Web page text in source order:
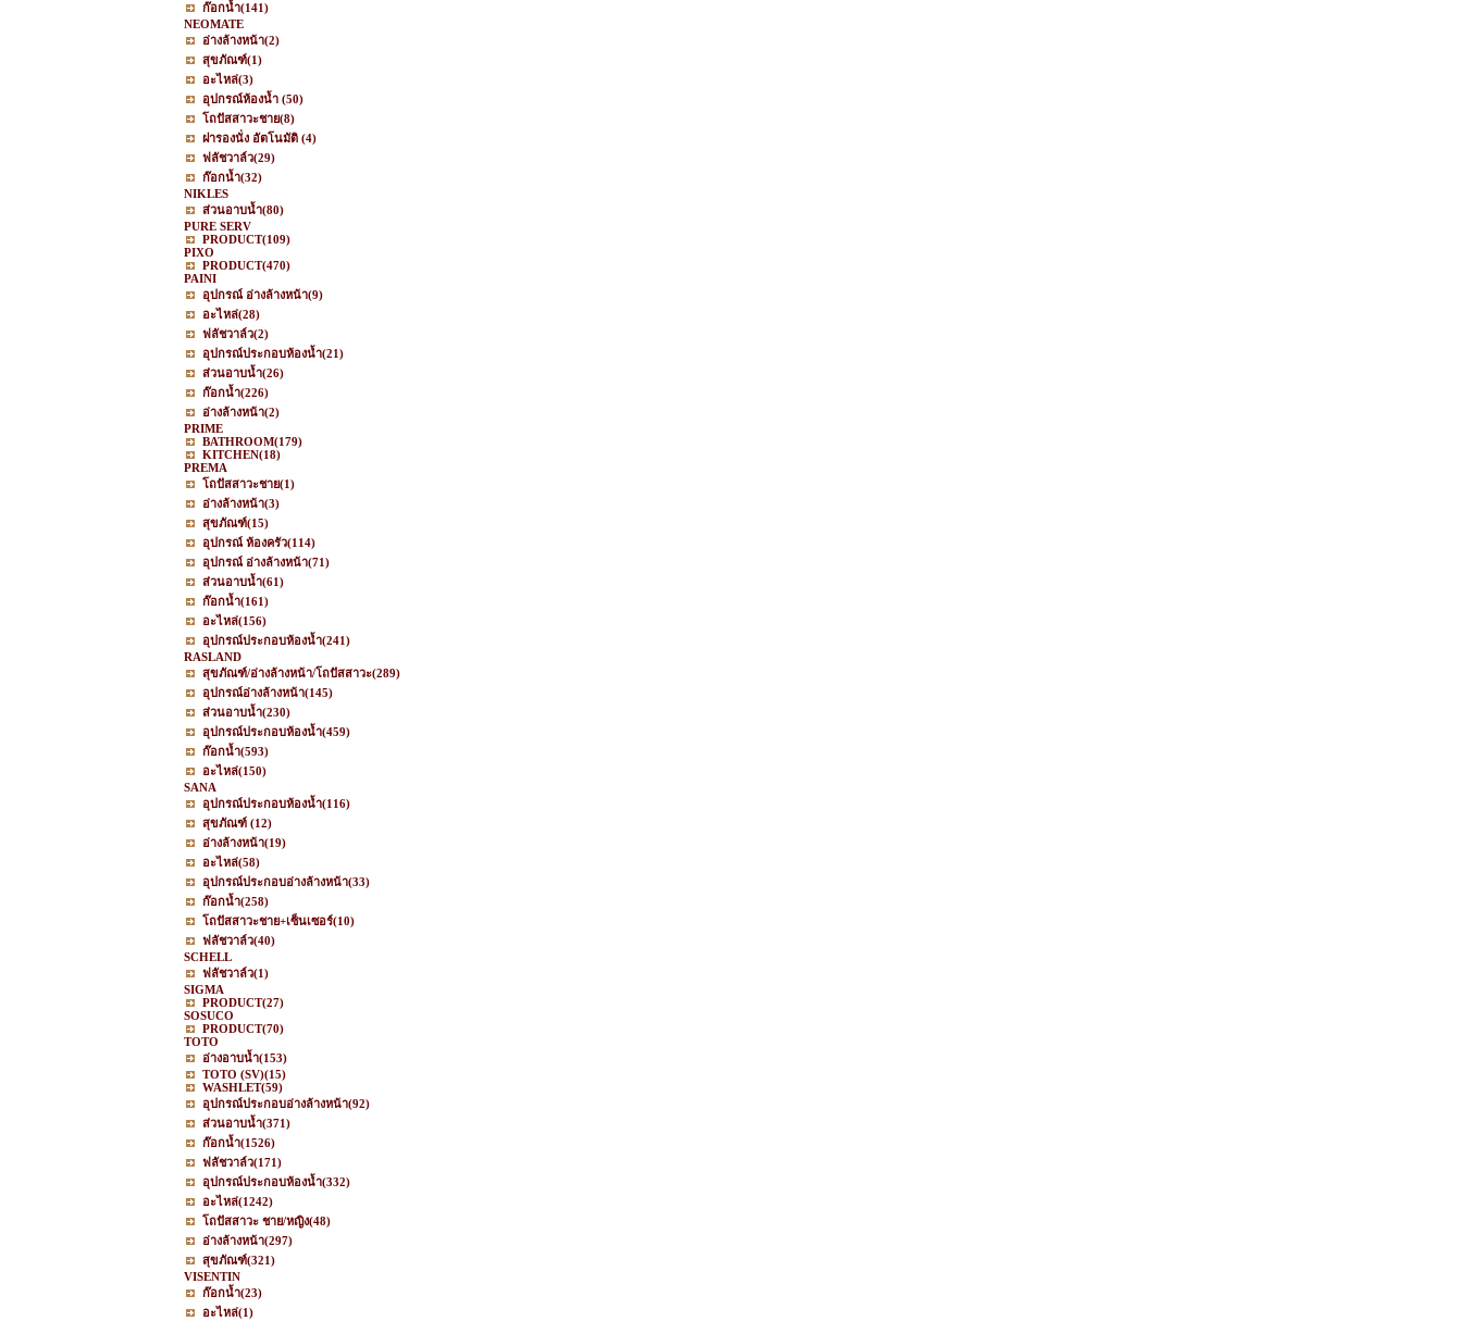
ก๊อกน้ำ(141)
NEOMATE
อ่างล้างหน้า(2)
สุขภัณฑ์(1)
อะไหล่(3)
อุปกรณ์ห้องน้ำ (50)
โถปัสสาวะชาย(8)
ฝารองนั่ง อัตโนมัติ (4)
ฟลัชวาล์ว(29)
ก๊อกน้ำ(32)
NIKLES
ส่วนอาบน้ำ(80)
PURE SERV
PRODUCT(109)
PIXO
PRODUCT(470)
PAINI
อุปกรณ์ อ่างล้างหน้า(9)
อะไหล่(28)
ฟลัชวาล์ว(2)
อุปกรณ์ประกอบห้องน้ำ(21)
ส่วนอาบน้ำ(26)
ก๊อกน้ำ(226)
อ่างล้างหน้า(2)
PRIME
BATHROOM(179)
KITCHEN(18)
PREMA
โถปัสสาวะชาย(1)
อ่างล้างหน้า(3)
สุขภัณฑ์(15)
อุปกรณ์ ห้องครัว(114)
อุปกรณ์ อ่างล้างหน้า(71)
ส่วนอาบน้ำ(61)
ก๊อกน้ำ(161)
อะไหล่(156)
อุปกรณ์ประกอบห้องน้ำ(241)
RASLAND
สุขภัณฑ์/อ่างล้างหน้า/โถปัสสาวะ(289)
อุปกรณ์อ่างล้างหน้า(145)
ส่วนอาบน้ำ(230)
อุปกรณ์ประกอบห้องน้ำ(459)
ก๊อกน้ำ(593)
อะไหล่(150)
SANA
อุปกรณ์ประกอบห้องน้ำ(116)
สุขภัณฑ์ (12)
อ่างล้างหน้า(19)
อะไหล่(58)
อุปกรณ์ประกอบอ่างล้างหน้า(33)
ก๊อกน้ำ(258)
โถปัสสาวะชาย+เซ็นเซอร์(10)
ฟลัชวาล์ว(40)
SCHELL
ฟลัชวาล์ว(1)
SIGMA
PRODUCT(27)
SOSUCO
PRODUCT(70)
TOTO
อ่างอาบน้ำ(153)
TOTO (SV)(15)
WASHLET(59)
อุปกรณ์ประกอบอ่างล้างหน้า(92)
ส่วนอาบน้ำ(371)
ก๊อกน้ำ(1526)
ฟลัชวาล์ว(171)
อุปกรณ์ประกอบห้องน้ำ(332)
อะไหล่(1242)
โถปัสสาวะ ชาย/หญิง(48)
อ่างล้างหน้า(297)
สุขภัณฑ์(321)
VISENTIN
ก๊อกน้ำ(23)
อะไหล่(1)